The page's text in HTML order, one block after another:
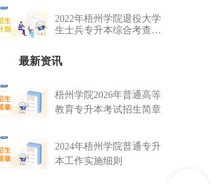
2022年梧州学院退役大学
生士兵专升本综合考查招
最新资讯
梧州学院2026年普通高等
教育专升本考试招生简章
2024年梧州学院普通专升
本工作实施细则